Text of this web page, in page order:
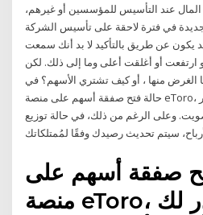
عند التأسيس للمؤسسين أو غيرهم،
في فترة لاحقة على تأسيس الشركة
يكون عن طريق بالتأكيد لا بد أنك سمعت
أو أغلقت أعلى وما إلى ذلك. لكن
منها ، أو كيف تشتري الأسهم؟ في
حالة فتح صفقة أسهم على منصة eToro، فلن تصدر لك شهادة إصدار
وعلى الرغم من ذلك، في حالة توزيع
صفقة أسهم على
منصة eToro، فلن تصدر لك